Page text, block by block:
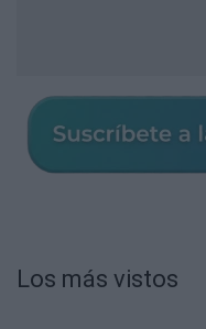
Los más vistos